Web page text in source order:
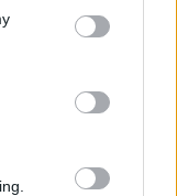
μαμάς της και
της.